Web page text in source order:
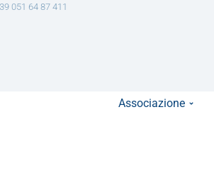
051 64 87 411
Associazione